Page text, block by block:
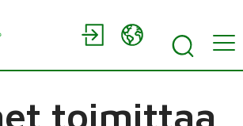
toimittaa